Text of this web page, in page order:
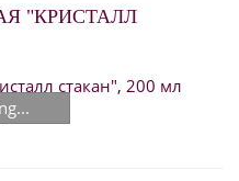
"КРИСТАЛЛ